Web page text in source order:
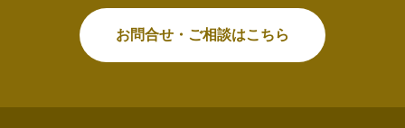
お問合せ・ご相談はこちら